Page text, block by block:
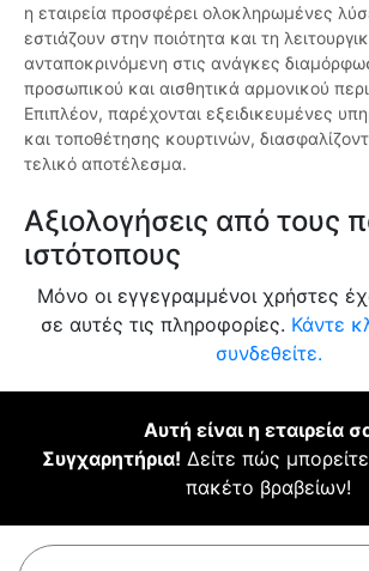
η εταιρεία προσφέρει ολοκληρωμένες
εστιάζουν στην ποιότητα και τη
ανταποκρινόμενη στις ανάγκες
προσωπικού και αισθητικά αρμονικού
Επιπλέον, παρέχονται εξειδικευμένες
και τοποθέτησης κουρτινών,
τελικό αποτέλεσμα.
Αξιολογήσεις από τους
ιστότοπους
Μόνο οι εγγεγραμμένοι χρήστες
σε αυτές τις πληροφορίες. Κάντε
συνδεθείτε.
Αυτή είναι η εταιρεία
Συγχαρητήρια! Δείτε πώς
πακέτο βραβείων!